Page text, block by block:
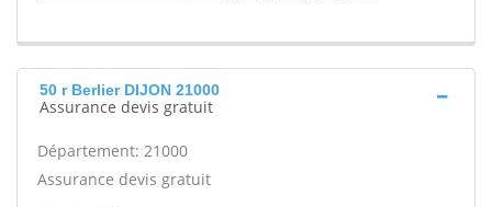
50 r Berlier DIJON 21000
Assurance devis gratuit
Département: 21000
Assurance devis gratuit